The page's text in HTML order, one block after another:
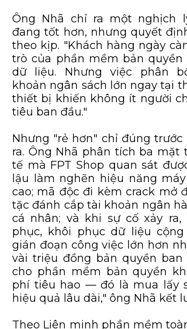
Ông Nhã chỉ ra một nghịch
đang tốt hơn, nhưng quyết
theo kịp. "Khách hàng ngày
trò của phần mềm bản quyền
dữ liệu. Nhưng việc phân
khoản ngân sách lớn ngay tại
thiết bị khiến không ít người
tiêu ban đầu."
Nhưng "rẻ hơn" chỉ đúng trước
ra. Ông Nhã phân tích ba mặt
tế mà FPT Shop quan sát
lậu làm nghẽn hiệu năng
cao; mã độc đi kèm crack mở
tặc đánh cắp tài khoản ngân
cá nhân; và khi sự cố xảy
phục, khôi phục dữ liệu
gián đoạn công việc lớn hơn
vài triệu đồng bản quyền
cho phần mềm bản quyền
phí tiêu hao — đó là mua lấy
hiệu quả lâu dài," ông Nhã kết
Theo Liên minh phần mềm